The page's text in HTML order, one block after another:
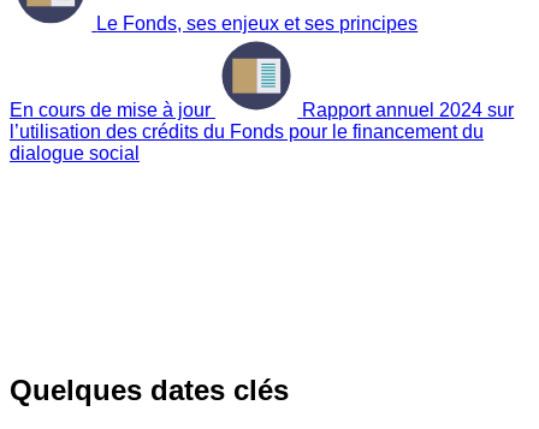
Le Fonds, ses enjeux et ses principes
En cours de mise à jour
Rapport annuel 2024 sur
l’utilisation des crédits du Fonds pour le financement du
dialogue social
Quelques dates clés